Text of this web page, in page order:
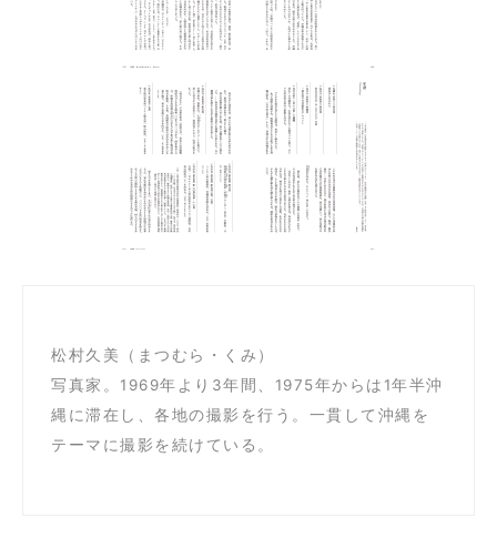
松村久美（まつむら・くみ）
写真家。1969年より3年間、1975年からは1年半沖
縄に滞在し、各地の撮影を行う。一貫して沖縄を
テーマに撮影を続けている。